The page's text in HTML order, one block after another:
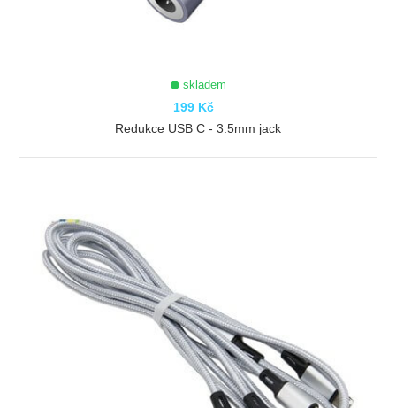
skladem
199 Kč
Redukce USB C - 3.5mm jack